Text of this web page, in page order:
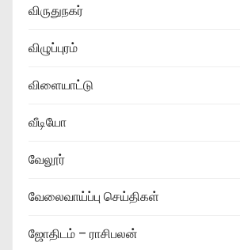
விருதுநகர்
விழுப்புரம்
விளையாட்டு
வீடியோ
வேலூர்
வேலைவாய்ப்பு செய்திகள்
ஜோதிடம் – ராசிபலன்